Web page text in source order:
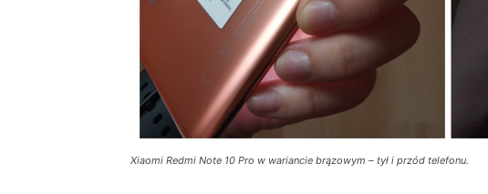
Xiaomi Redmi Note 10 Pro w wariancie brązowym – tył i przód telefonu.